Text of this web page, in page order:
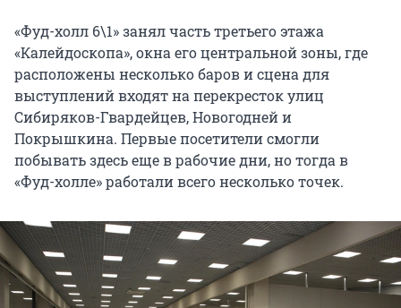
«Фуд-холл 6\1» занял часть третьего этажа
«Калейдоскопа», окна его центральной зоны, где
расположены несколько баров и сцена для
выступлений входят на перекресток улиц
Сибиряков-Гвардейцев, Новогодней и
Покрышкина. Первые посетители смогли
побывать здесь еще в рабочие дни, но тогда в
«Фуд-холле» работали всего несколько точек.